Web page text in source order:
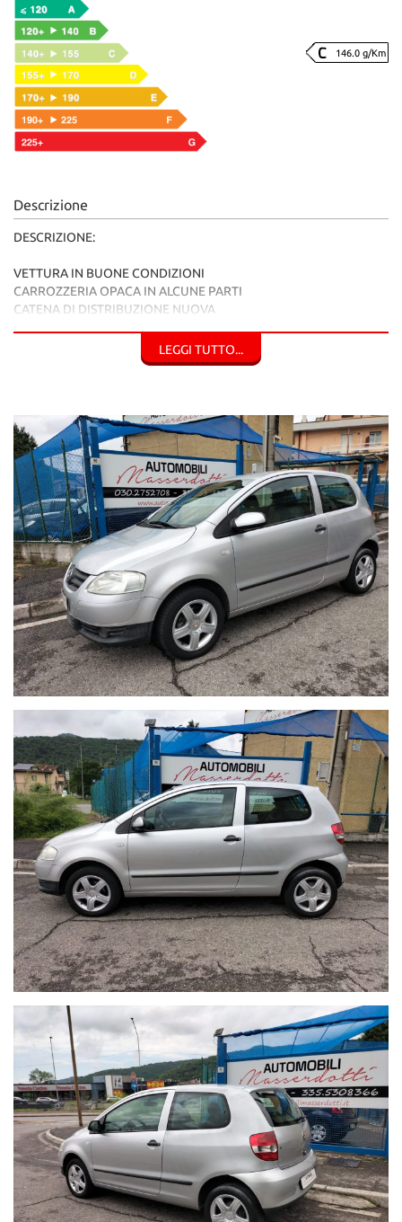
146.0 g/Km
Descrizione
DESCRIZIONE:
VETTURA IN BUONE CONDIZIONI
CARROZZERIA OPACA IN ALCUNE PARTI
CATENA DI DISTRIBUZIONE NUOVA
nel settore auto, dal 1988.
ACQUISTIAMO IL VOSTRO USATO CON PAGAMENTO IMMEDIATO
AUTOMOBILI MASSERDOTTI di Masserdotti Silvia
Via A.Gramsci, 54 Concesio (BS)
Info Vendite: 3397604961 - Ufficio: 0302752708
Mail: info@automobilimasserdotti.it -
Web: www.automobilimasserdotti.it
Facebook AUTOMOBILIMASSERDOTTI
Instagram AUTOMOBILIMASSERDOTTI
I nostri orari dal Lunedi al Sabato dalle 8.30 alle 12.00 e dalle 14.30
I nostri servizi:
- Prova su strada con vostro meccanico
- Igenizzazione ad acqua dell'abitacolo della vettura
- Tagliando di manutenzione ordinaria prima della consegna
- Costo del passaggio di proprietà a carico dell'acquirente
La garanzia è fornita ai sensi della normativa vigente d.lgs 206/05
Siamo a circa 5 km dal centro di Brescia, (zona Nord) e
8 km dalla stazione ferroviaria di Brescia,
2 km dalla stazione Prealpino della metropolitana
11 km dal casello Brescia centro, dell'autostrada A4
Milano/Venezia,
34 km dall'aeroporto di Montichiari e
46 Km dall’aeroporto di Orio al Serio (Bergamo)
Il Sig. Cliente in caso di necessità verrà accolto e riaccompagnato
alla stazione ferroviaria o dei bus di Brescia.
LEGGI TUTTO...